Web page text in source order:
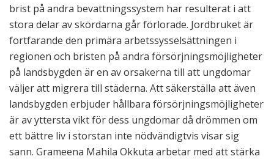
brist på andra bevattningssystem har resulterat i att
stora delar av skördarna går förlorade. Jordbruket är
fortfarande den primära arbetssysselsättningen i
regionen och bristen på andra försörjningsmöjligheter
på landsbygden är en av orsakerna till att ungdomar
väljer att migrera till städerna. Att säkerställa att även
landsbygden erbjuder hållbara försörjningsmöjligheter
är av yttersta vikt för dess ungdomar då drömmen om
ett bättre liv i storstan inte nödvändigtvis visar sig
sann. Grameena Mahila Okkuta arbetar med att stärka